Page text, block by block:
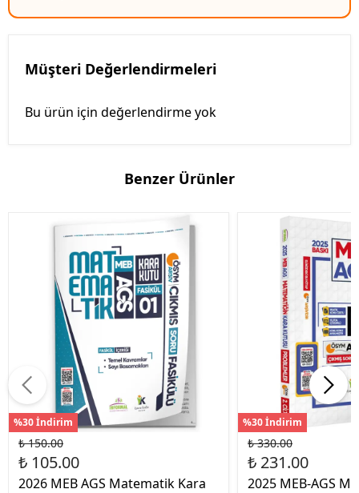
Müşteri Değerlendirmeleri
Bu ürün için değerlendirme yok
Benzer Ürünler
%30 İndirim
₺ 150.00
₺ 105.00
2026 MEB AGS Matematik Kara
%30 İndirim
₺ 330.00
₺ 231.00
2025 MEB-AGS